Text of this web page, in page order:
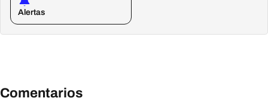
Alertas
Comentarios